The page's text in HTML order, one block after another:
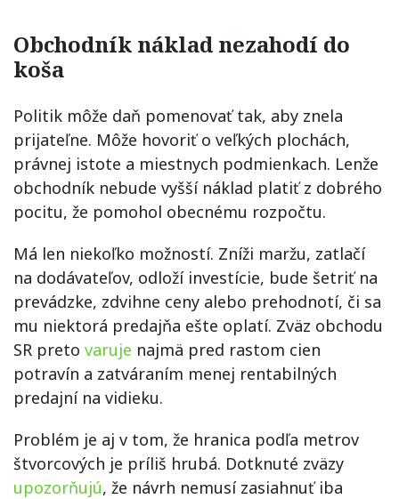
Obchodník náklad nezahodí do
koša
Politik môže daň pomenovať tak, aby znela
prijateľne. Môže hovoriť o veľkých plochách,
právnej istote a miestnych podmienkach. Lenže
obchodník nebude vyšší náklad platiť z dobrého
pocitu, že pomohol obecnému rozpočtu.
Má len niekoľko možností. Zníži maržu, zatlačí
na dodávateľov, odloží investície, bude šetriť na
prevádzke, zdvihne ceny alebo prehodnotí, či sa
mu niektorá predajňa ešte oplatí. Zväz obchodu
SR preto varuje najmä pred rastom cien
potravín a zatváraním menej rentabilných
predajní na vidieku.
Problém je aj v tom, že hranica podľa metrov
štvorcových je príliš hrubá. Dotknuté zväzy
upozorňujú, že návrh nemusí zasiahnuť iba